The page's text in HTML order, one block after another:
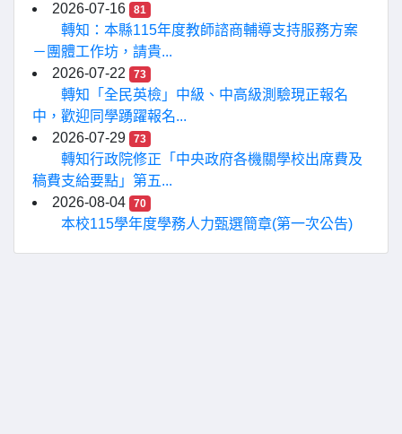
2026-07-16
81
轉知：本縣115年度教師諮商輔導支持服務方案
－團體工作坊，請貴...
2026-07-22
73
轉知「全民英檢」中級、中高級測驗現正報名
中，歡迎同學踴躍報名...
2026-07-29
73
轉知行政院修正「中央政府各機關學校出席費及
稿費支給要點」第五...
2026-08-04
70
本校115學年度學務人力甄選簡章(第一次公告)